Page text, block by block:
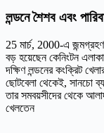
লন্ডনে শৈশব এবং
25 মার্চ, 2000-এ
বড় হয়েছেন কেনিংটন
দক্ষিণ লন্ডনের কংক্রিট
ছোটবেলা থেকেই, সানচো
তার সমবয়সীদের থেকে
খেলতেন